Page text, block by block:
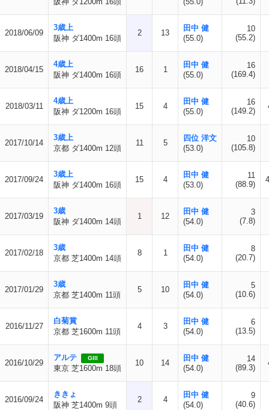
2018/06/09
3歳上
阪神 ダ1400m 16頭
2 13
田中 健
(55.0)
10
(55.2)
2018/04/15
4歳上
阪神 ダ1400m 16頭
16 1
田中 健
(55.0)
16
(169.4)
2018/03/11
4歳上
阪神 ダ1200m 16頭
15 4
田中 健
(55.0)
16
(149.2)
2017/10/14
3歳上
京都 ダ1400m 12頭
11 5
四位 洋文
(53.0)
10
(105.8)
2017/09/24
3歳上
阪神 ダ1400m 16頭
15 4
田中 健
(53.0)
11
(88.9)
2017/03/19
3歳
阪神 ダ1400m 14頭
1 12
田中 健
(54.0)
3
(7.8)
2017/02/18
3歳
京都 芝1400m 14頭
8 1
田中 健
(54.0)
8
(20.7)
2017/01/29
3歳
京都 芝1400m 11頭
5 10
田中 健
(54.0)
5
(10.6)
2016/11/27
白菊賞
京都 芝1600m 11頭
4 3
田中 健
(54.0)
6
(13.5)
2016/10/29
アルテ GIII
東京 芝1600m 18頭
10 14
田中 健
(54.0)
14
(89.3)
2016/09/24
ききょ
阪神 芝1400m 9頭
2 4
田中 健
(54.0)
9
(40.6)